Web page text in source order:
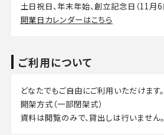
土日祝日、年末年始、創立記念日（11月6
開業日カレンダーはこちら
ご利用について
どなたでもご自由にご利用いただけます。
開架方式（一部閉架式）
資料は閲覧のみで、貸出しは行いません。